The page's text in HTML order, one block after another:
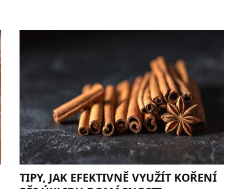
TIPY, JAK EFEKTIVNĚ VYUŽÍT KOŘENÍ